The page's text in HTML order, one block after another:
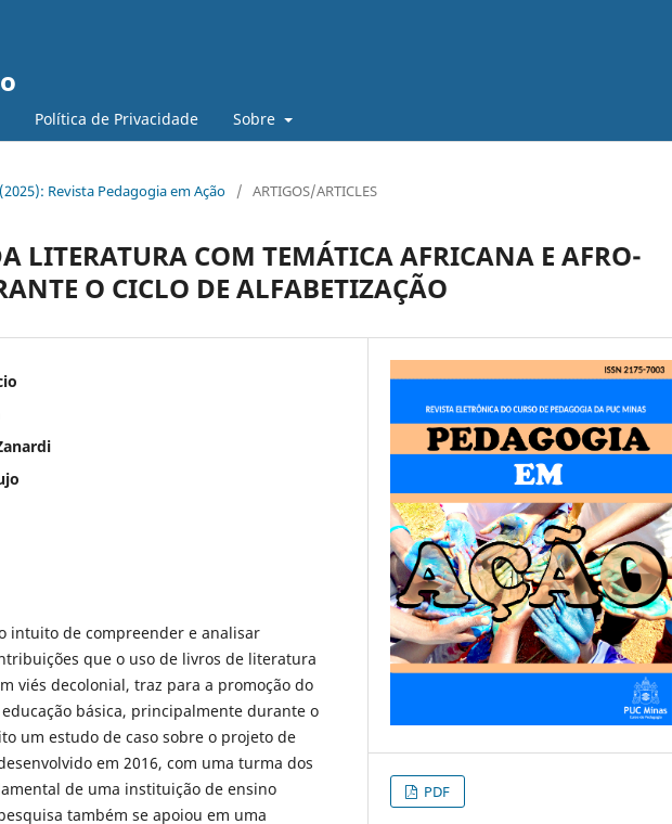
Política de Privacidade Sobre
Revista Pedagogia em Ação / ARTIGOS/ARTICLES
LITERATURA COM TEMÁTICA AFRICANA E AFRO-
O CICLO DE ALFABETIZAÇÃO
intuito de compreender e analisar
que o uso de livros de literatura
viés decolonial, traz para a promoção do
básica, principalmente durante o
um estudo de caso sobre o projeto de
em 2016, com uma turma dos
de uma instituição de ensino
também se apoiou em uma
PDF